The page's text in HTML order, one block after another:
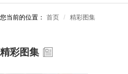
您当前的位置： 首页 精彩图集
精彩图集